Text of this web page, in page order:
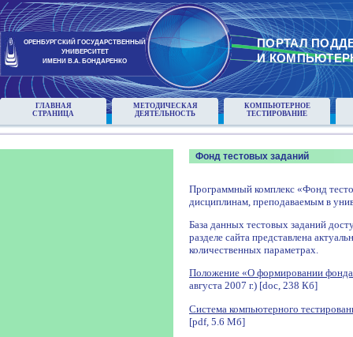
ОРЕНБУРГСКИЙ ГОСУДАРСТВЕННЫЙ
УНИВЕРСИТЕТ
ИМЕНИ В.А. БОНДАРЕНКО
ПОРТАЛ
И
ГЛАВНАЯ
СТРАНИЦА
МЕТОДИЧЕСКАЯ
ДЕЯТЕЛЬНОСТЬ
КОМПЬЮТЕРНОЕ
ТЕСТИРОВАНИЕ
Фонд тестовых заданий
Программный комплекс «Фонд
дисциплинам, преподаваемым в
База данных тестовых заданий
разделе сайта представлена
количественных параметрах.
Положение «О формировании фонда
августа 2007 г.) [doc, 238 Кб]
Система компьютерного
[pdf, 5.6 Мб]